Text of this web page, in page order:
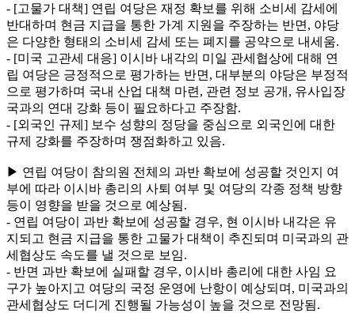
- [고물가 대책] 연립 여당은 재정 확보를 위해 소비세 감세에
반대하며 현금 지급을 통한 가계 지원을 주장하는 반면, 야당
은 다양한 형태의 소비세 감세 또는 폐지를 공약으로 내세움.
- [미국 고관세 대응] 이시바 내각의 미일 관세협상에 대해 연
립 여당은 긍정적으로 평가하는 반면, 대부분의 야당은 부정적
으로 평가하며 국내 산업 대책 마련, 관련 정보 공개, 유사입장
국과의 연대 강화 등이 필요하다고 주장함.
- [외국인 규제] 보수 성향의 정당을 중심으로 외국인에 대한
규제 강화를 주장하며 쟁점화하고 있음.
▶ 연립 여당이 참의원 전체의 과반 확보에 성공할 것인지 여
부에 따라 이시바 총리의 사퇴 여부 및 여당의 각종 정책 방향
등이 영향을 받을 것으로 예상됨.
- 연립 여당이 과반 확보에 성공할 경우, 현 이시바 내각은 유
지되고 현금 지급을 통한 고물가 대책이 추진되며 미국과의 관
세협상도 속도를 낼 것으로 보임.
- 반면 과반 확보에 실패할 경우, 이시바 총리에 대한 사임 요
구가 높아지고 여당의 국정 운영에 난항이 예상되며, 미국과의
관세협상도 더디게 진행될 가능성이 높을 것으로 전망됨.